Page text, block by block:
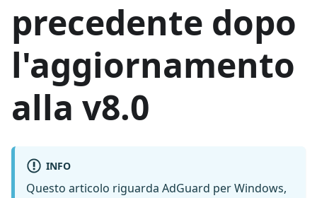
precedente dopo
l'aggiornamento
alla v8.0
INFO
Questo articolo riguarda AdGuard per Windows,